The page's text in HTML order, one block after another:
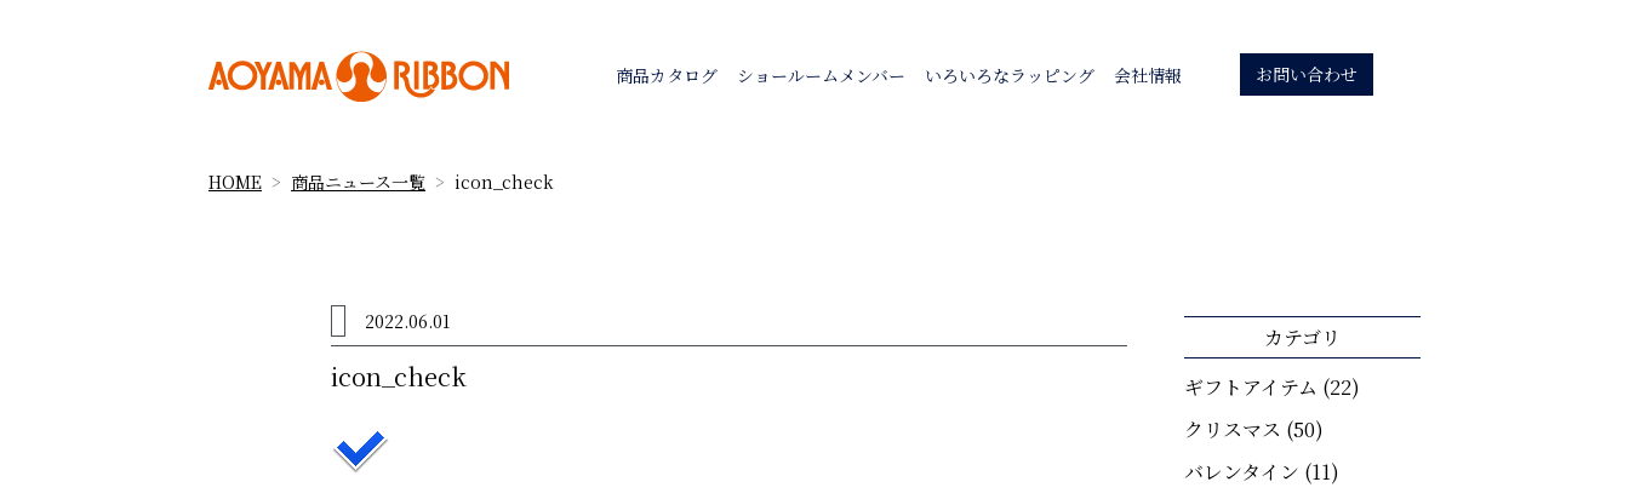
商品カタログ ショールームメンバー いろいろなラッピング 会社情報 お問い合わせ
HOME 商品ニュース一覧 icon_check
2022.06.01
icon_check
カテゴリ
ギフトアイテム (22)
クリスマス (50)
バレンタイン (11)